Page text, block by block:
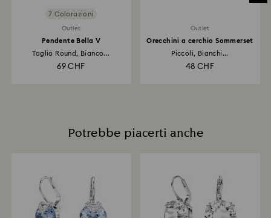
7 Colorazioni
Outlet
Pendente Bella V
Taglio Round, Bianco...
69 CHF
Outlet
Orecchini a cerchio Sommerset
Piccoli, Bianchi...
48 CHF
Potrebbe piacerti anche